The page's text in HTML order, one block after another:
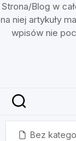
Strona/Blog w
na niej artykuły
wpisów nie
Bez